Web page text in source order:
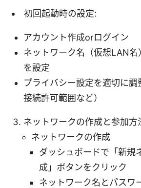
初回起動時の設定:
アカウント作成orログイン
ネットワーク名（仮想LAN名
を設定
プライバシー設定を適切に調
接続許可範囲など）
ネットワークの作成と参加方
ネットワークの作成
ダッシュボードで「新規
成」ボタンをクリック
ネットワーク名とパスワ